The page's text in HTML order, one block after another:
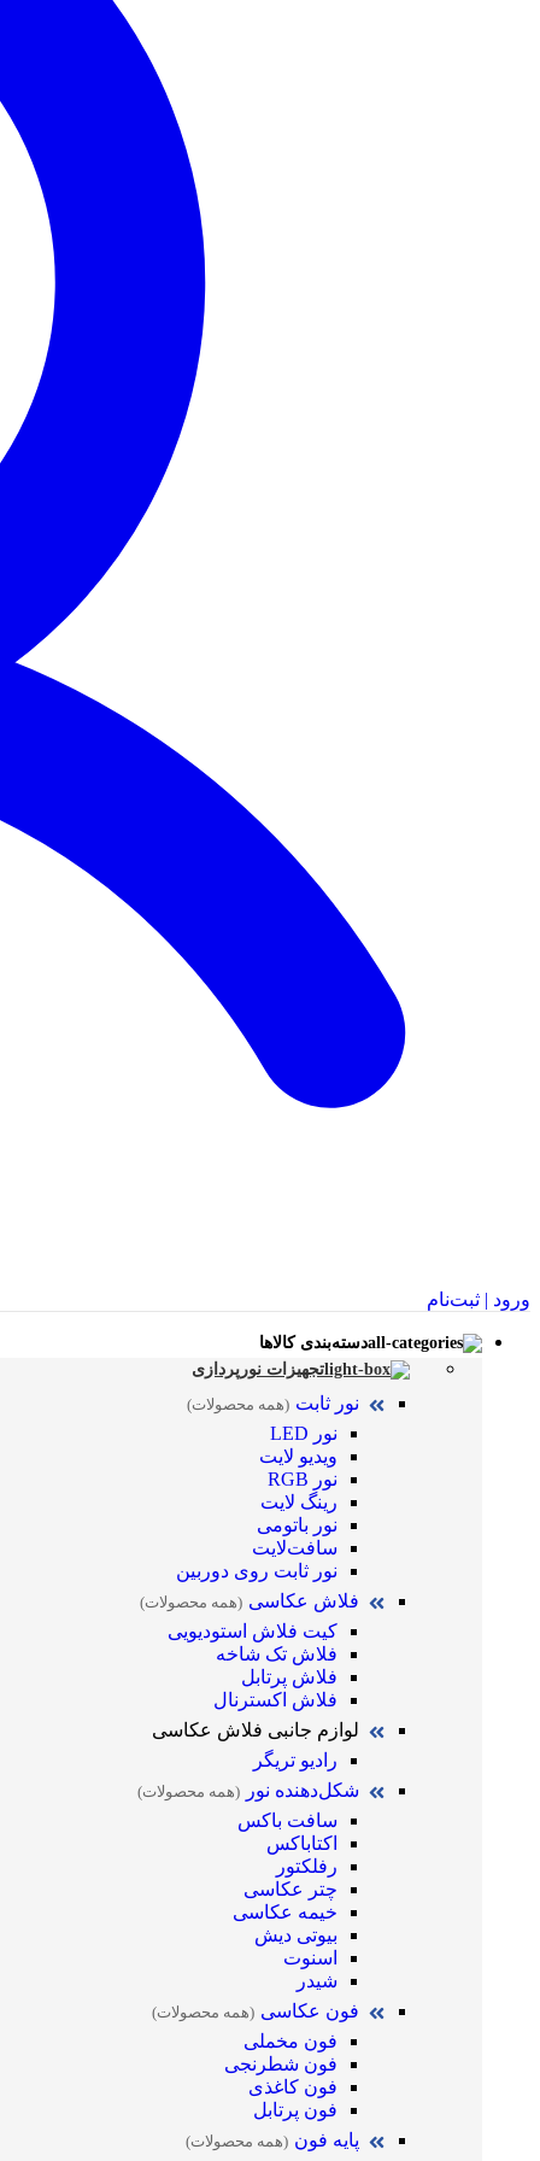
ورود | ثبت‌نام
دسته‌بندی کالاها
تجهیزات نورپردازی
نور ثابت (همه محصولات)
نور LED
ویدیو لایت
نور RGB
رینگ لایت
نور باتومی
سافت‌لایت
نور ثابت روی دوربین
فلاش عکاسی (همه محصولات)
کیت فلاش استودیویی
فلاش تک شاخه
فلاش پرتابل
فلاش اکسترنال
لوازم جانبی فلاش عکاسی
رادیو تریگر
شکل‌دهنده نور
(همه محصولات)
سافت باکس
اکتاباکس
رفلکتور
چتر عکاسی
خیمه عکاسی
بیوتی دیش
اسنوت
شیدر
فون عکاسی (همه محصولات)
فون مخملی
فون شطرنجی
فون کاغذی
فون پرتابل
پایه فون (همه محصولات)